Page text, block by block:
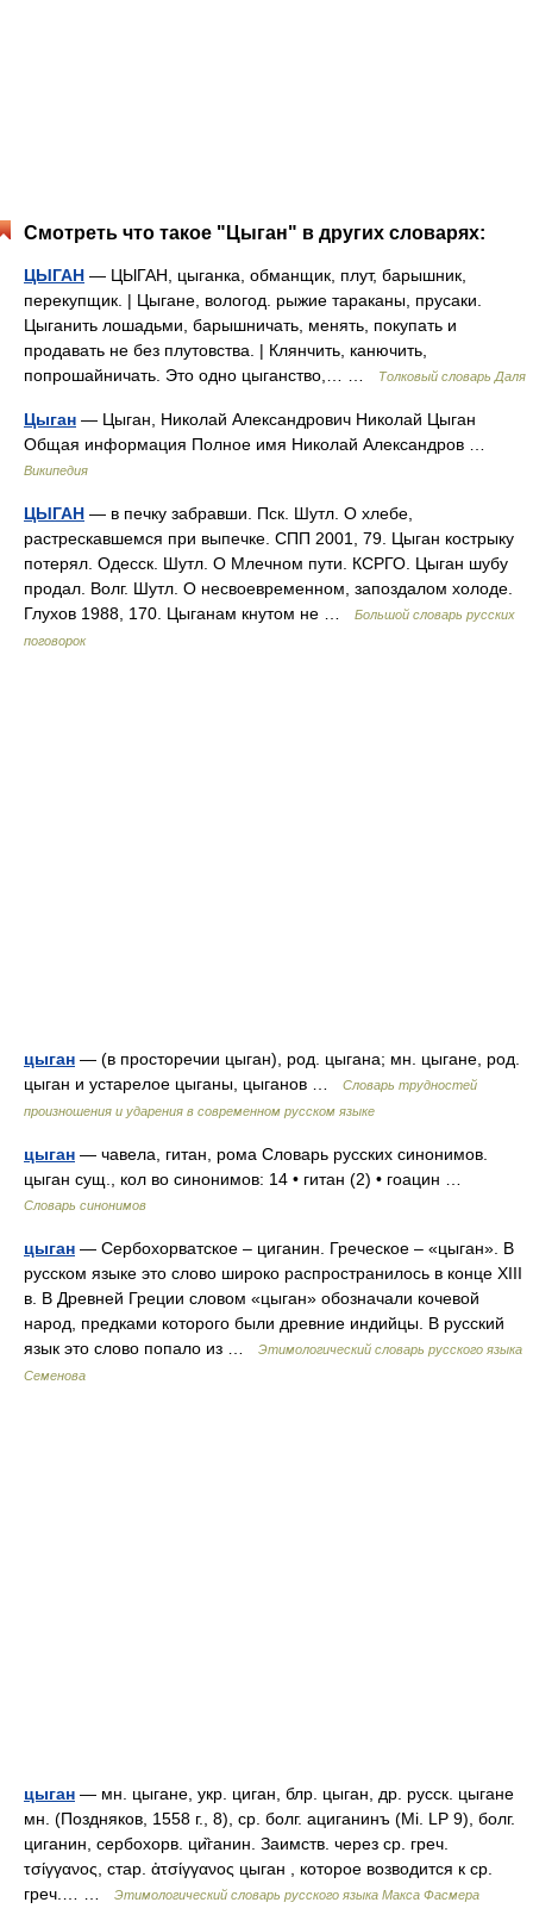
Смотреть что такое "Цыган" в других словарях:
ЦЫГАН — ЦЫГАН, цыганка, обманщик, плут, барышник,
перекупщик. | Цыгане, вологод. рыжие тараканы, прусаки.
Цыганить лошадьми, барышничать, менять, покупать и
продавать не без плутовства. | Клянчить, канючить,
попрошайничать. Это одно цыганство,… …
Толковый словарь Даля
Цыган — Цыган, Николай Александрович Николай Цыган
Общая информация Полное имя Николай Александров …
Википедия
ЦЫГАН — в печку забравши. Пск. Шутл. О хлебе,
растрескавшемся при выпечке. СПП 2001, 79. Цыган кострыку
потерял. Одесск. Шутл. О Млечном пути. КСРГО. Цыган шубу
продал. Волг. Шутл. О несвоевременном, запоздалом холоде.
Глухов 1988, 170. Цыганам кнутом не …
Большой словарь русских
поговорок
цыган — (в просторечии цыган), род. цыгана; мн. цыгане, род.
цыган и устарелое цыганы, цыганов …
Словарь трудностей
произношения и ударения в современном русском языке
цыган — чавела, гитан, рома Словарь русских синонимов.
цыган сущ., кол во синонимов: 14 • гитан (2) • гоацин …
Словарь синонимов
цыган — Сербохорватское – циганин. Греческое – «цыган». В
русском языке это слово широко распространилось в конце XIII
в. В Древней Греции словом «цыган» обозначали кочевой
народ, предками которого были древние индийцы. В русский
язык это слово попало из …
Этимологический словарь русского языка
Семенова
цыган — мн. цыгане, укр. циган, блр. цыган, др. русск. цыгане
мн. (Поздняков, 1558 г., 8), ср. болг. ациганинъ (Мi. LР 9), болг.
циганин, сербохорв. ци̏ганин. Заимств. через ср. греч.
τσίγγανος, стар. ἀτσίγγανος цыган , которое возводится к ср.
греч.… …
Этимологический словарь русского языка Макса Фасмера